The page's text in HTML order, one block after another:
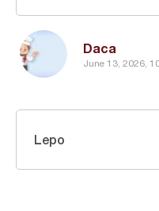
Daca
June 13, 2026,
Lepo